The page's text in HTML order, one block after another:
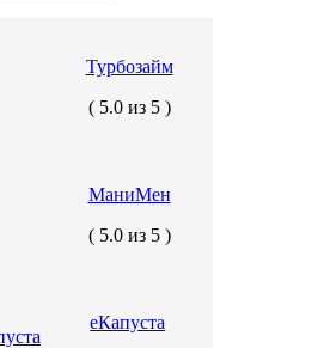
Турбозайм
( 5.0 из 5 )
МаниМен
( 5.0 из 5 )
еКапуста